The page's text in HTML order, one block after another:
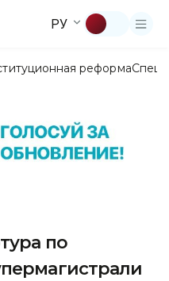
РУ
реформа
по